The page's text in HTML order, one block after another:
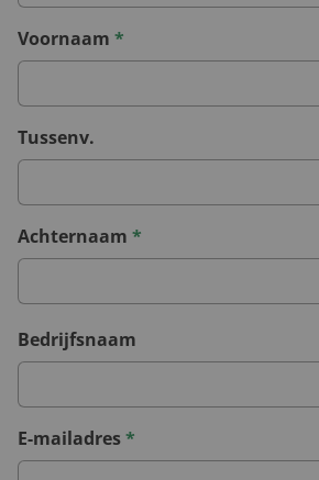
Voornaam *
Tussenv.
Achternaam *
Bedrijfsnaam
E-mailadres*